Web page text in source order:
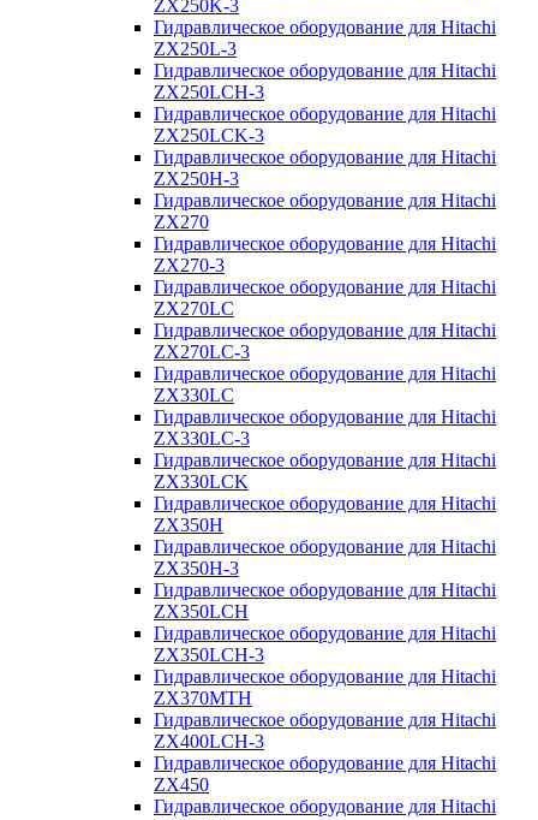
ZX250K-3
Гидравлическое оборудование для Hitachi
ZX250L-3
Гидравлическое оборудование для Hitachi
ZX250LCH-3
Гидравлическое оборудование для Hitachi
ZX250LCK-3
Гидравлическое оборудование для Hitachi
ZX250Н-3
Гидравлическое оборудование для Hitachi
ZX270
Гидравлическое оборудование для Hitachi
ZX270-3
Гидравлическое оборудование для Hitachi
ZX270LC
Гидравлическое оборудование для Hitachi
ZX270LC-3
Гидравлическое оборудование для Hitachi
ZX330LC
Гидравлическое оборудование для Hitachi
ZX330LC-3
Гидравлическое оборудование для Hitachi
ZX330LCK
Гидравлическое оборудование для Hitachi
ZX350H
Гидравлическое оборудование для Hitachi
ZX350H-3
Гидравлическое оборудование для Hitachi
ZX350LCH
Гидравлическое оборудование для Hitachi
ZX350LCH-3
Гидравлическое оборудование для Hitachi
ZX370MTH
Гидравлическое оборудование для Hitachi
ZX400LCH-3
Гидравлическое оборудование для Hitachi
ZX450
Гидравлическое оборудование для Hitachi